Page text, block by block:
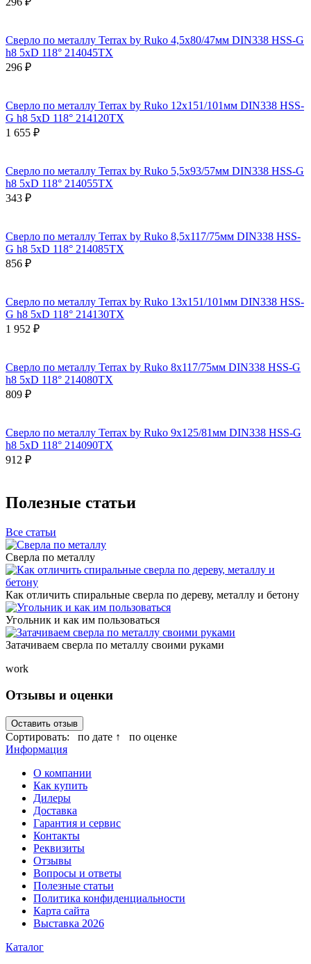
Сверло по металлу Terrax by Ruko 4,5x80/47мм DIN338 HSS-G
h8 5xD 118° 214045TX
296 ₽
Сверло по металлу Terrax by Ruko 12x151/101мм DIN338 HSS-
G h8 5xD 118° 214120TX
1 655 ₽
Сверло по металлу Terrax by Ruko 5,5x93/57мм DIN338 HSS-G
h8 5xD 118° 214055TX
343 ₽
Сверло по металлу Terrax by Ruko 8,5x117/75мм DIN338 HSS-
G h8 5xD 118° 214085TX
856 ₽
Сверло по металлу Terrax by Ruko 13x151/101мм DIN338 HSS-
G h8 5xD 118° 214130TX
1 952 ₽
Сверло по металлу Terrax by Ruko 8x117/75мм DIN338 HSS-G
h8 5xD 118° 214080TX
809 ₽
Сверло по металлу Terrax by Ruko 9x125/81мм DIN338 HSS-G
h8 5xD 118° 214090TX
912 ₽
Полезные статьи
Все статьи
Сверла по металлу
Как отличить спиральные сверла по дереву, металлу и бетону
Угольник и как им пользоваться
Затачиваем сверла по металлу своими руками
work
Отзывы и оценки
Оставить отзыв
Сортировать: по дате ↑
по оценке
Информация
О компании
Как купить
Дилеры
Доставка
Гарантия и сервис
Контакты
Реквизиты
Отзывы
Вопросы и ответы
Полезные статьи
Политика конфиденциальности
Карта сайта
Выставка 2026
Каталог